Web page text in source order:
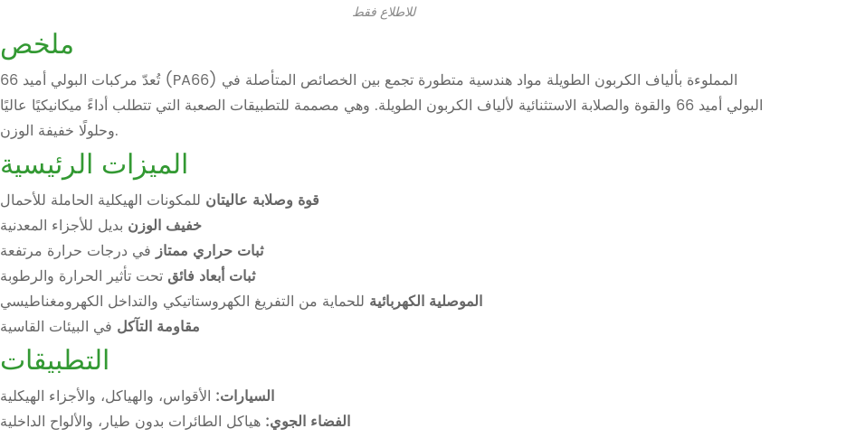
للاطلاع فقط
ملخص
تُعدّ مركبات البولي أميد 66 (PA66) المملوءة بألياف الكربون الطويلة مواد هندسية متطورة تجمع بين الخصائص المتأصلة في
البولي أميد 66 والقوة والصلابة الاستثنائية لألياف الكربون الطويلة. وهي مصممة للتطبيقات الصعبة التي تتطلب أداءً ميكانيكيًا عاليًا
وحلولًا خفيفة الوزن.
الميزات الرئيسية
قوة وصلابة عاليتان للمكونات الهيكلية الحاملة للأحمال
خفيف الوزن بديل للأجزاء المعدنية
ثبات حراري ممتاز في درجات حرارة مرتفعة
ثبات أبعاد فائق تحت تأثير الحرارة والرطوبة
الموصلية الكهربائية للحماية من التفريغ الكهروستاتيكي والتداخل الكهرومغناطيسي
مقاومة التآكل في البيئات القاسية
التطبيقات
السيارات: الأقواس، والهياكل، والأجزاء الهيكلية
الفضاء الجوي: هياكل الطائرات بدون طيار، والألواح الداخلية